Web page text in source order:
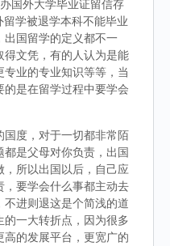
国外大学毕业证留信存
学被退学本科不能毕业
出国留学的定义都不一
文凭，有的人认为是能
业的专业知识等等，当
是在留学过程中要学会
国度，对于一切都非常陌
是父母对你负责，出国
，所以出国以后，自己应
要学会什么事都主动去
进则退这是个简浅的道
一大转折点，因为很多
高的发展平台，更宽广的